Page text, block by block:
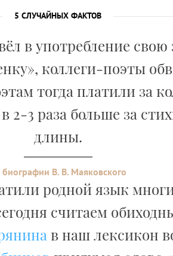
5 СЛУЧАЙНЫХ ФАКТОВ
в употребление
коллеги-поэты
тогда платили за
2-3 раза больше за
длины.
биографии В. В. Маяковского
родной язык
считаем
в наш лексикон